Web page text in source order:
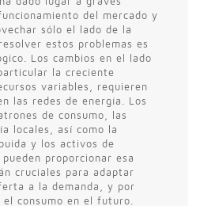
del mercado y
sólo el lado de la
estos problemas es
Los cambios en el lado
la creciente
variables, requieren
las redes de energía. Los
de consumo, las
locales, así como la
y los activos de
proporcionar esa
cruciales para adaptar
a la demanda, y por
consumo en el futuro.